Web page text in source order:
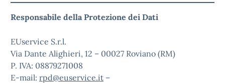
Responsabile della Protezione dei Dati
EUservice S.r.l.
Via Dante Alighieri, 12 – 00027 Roviano (RM)
P. IVA: 08879271008
E-mail: rpd@euservice.it –